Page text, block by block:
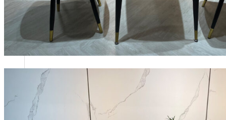
Năng lực của chúng tôi